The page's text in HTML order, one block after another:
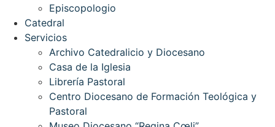
Episcopologio
Catedral
Servicios
Archivo Catedralicio y Diocesano
Casa de la Iglesia
Librería Pastoral
Centro Diocesano de Formación Teológica y
Pastoral